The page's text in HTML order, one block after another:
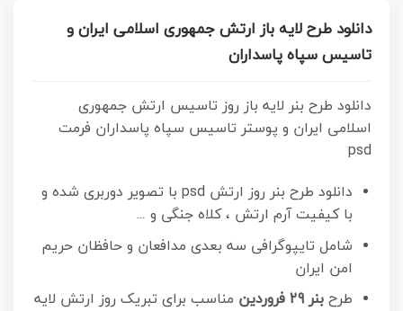
دانلود طرح لایه باز ارتش جمهوری اسلامی ایران و
تاسیس سپاه پاسداران
دانلود طرح بنر لایه باز روز تاسیس ارتش جمهوری
اسلامی ایران و پوستر تاسیس سپاه پاسداران فرمت
psd
دانلود طرح بنر روز ارتش psd با تصویر دوربری شده و
با کیفیت آرم ارتش ، کلاه جنگی و …
شامل تایپوگرافی سه بعدی مدافعان و حافظان حریم
امن ایران
طرح بنر 29 فروردین
مناسب برای تبریک روز ارتش لایه